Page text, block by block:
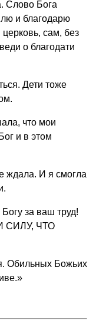
Слово Бога
и благодарю
сам, без
о благодати
Дети тоже
что мои
и в этом
ждала. И я смогла
за ваш труд!
СИЛУ, ЧТО
Обильных Божьих